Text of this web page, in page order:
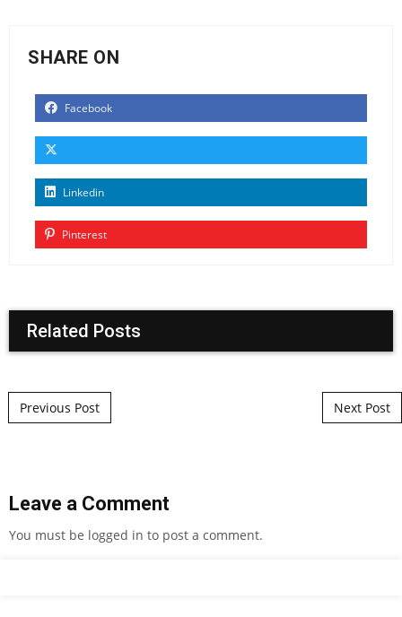
SHARE ON
Facebook
Linkedin
Pinterest
Related Posts
Post navigation
Previous Post Next Post
Leave a Comment
You must be logged in to post a comment.